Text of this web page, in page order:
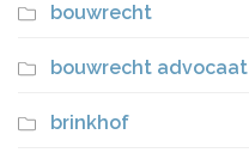
bouwrecht
bouwrecht advocaat
brinkhof